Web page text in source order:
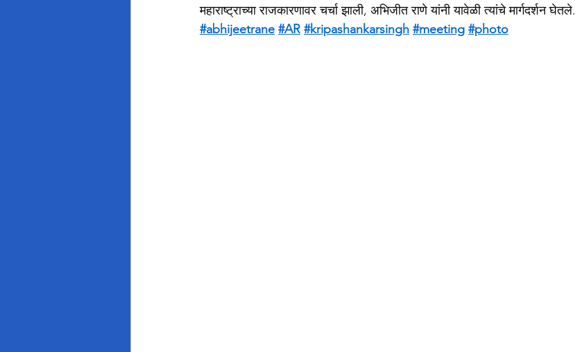
महाराष्ट्राच्या राजकारणावर चर्चा झाली, अभिजीत राणे यांनी यावेळी त्यांचे मार्गदर्शन घेतले.
#abhijeetrane #AR #kripashankarsingh #meeting #photo